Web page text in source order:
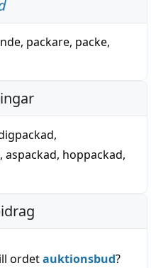
, packare, packe,
,
, aspackad, hoppackad,
ordetauktionsbud?